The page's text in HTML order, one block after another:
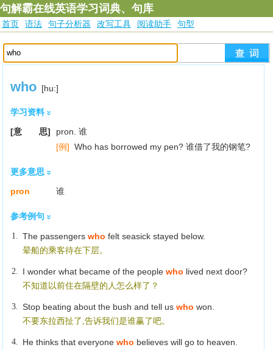
句解霸在线英语学习词典、句库
首页 语法 句子分析器 改写工具 阅读助手 句型
who [hu:]
学习资料
[意 思]
pron. 谁
[例] Who has borrowed my pen? 谁借了我的钢笔?
更多意思
pron 谁
参考例句
1. The passengers whofelt seasick stayed below.
晕船的乘客待在下层。
2. I wonder what became of the people who lived next door?
不知道以前住在隔壁的人怎么样了？
3. Stop beating about the bush and tell us whowon.
不要东拉西扯了,告诉我们是谁赢了吧。
4. He thinks that everyone who believes will go to heaven.